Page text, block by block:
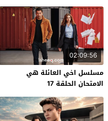
02:09:56
مسلسل اخي العائلة هي
الامتحان الحلقة 17